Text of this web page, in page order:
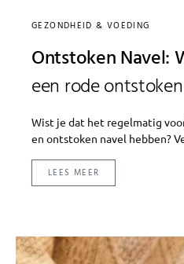
GEZONDHEID & VOEDING
Ontstoken Navel:
een rode
Wist je dat het regelmatig
en ontstoken navel hebben?
LEES MEER